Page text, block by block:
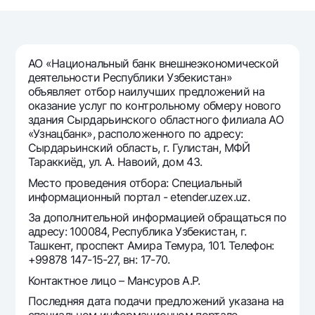
Золотые слитки от НБУ
Серебряный депозит
Visa FIFA
Mastercard
Зарплатные
Garmin pay
Тарифы
Акции
Мобильное приложение Milliy
Часто задаваемые вопросы
Ищите по сайту
Найти
Часто задаваемые вопросы
Пресс-центр
АО «Национальный банк внешнеэкономической
деятельности Республики Узбекистан»
объявляет отбор наилучших предложений на
оказание услуг по контрольному обмеру нового
здания Сырдарьинского областного филиала АО
«Узнацбанк», расположенного по адресу:
Сырдарьинский область, г. Гулистан, МФЙ
Тараккиёд, ул. А. Навоий, дом 43.
Место проведения отбора: Специальный
информационный портал - etender.uzex.uz.
За дополнительной информацией обращаться по
адресу: 100084, Республика Узбекистан, г.
Ташкент, проспект Амира Темура, 101. Телефон:
+99878 147-15-27, вн: 17-70.
Контактное лицо – Мансуров А.Р.
Последняя дата подачи предложений указана на